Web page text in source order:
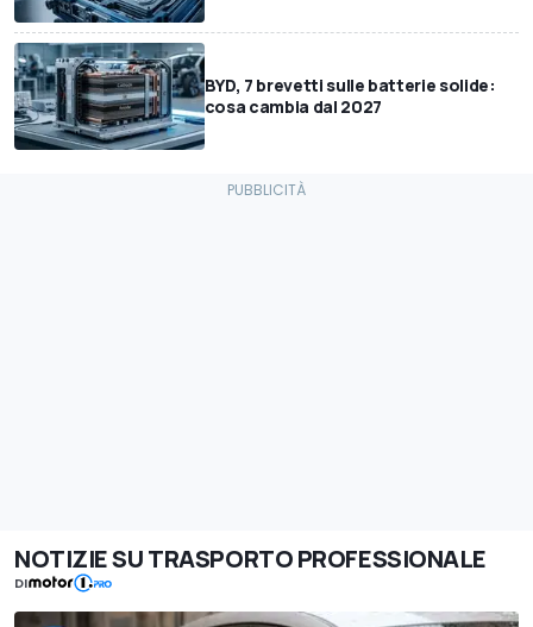
BYD, 7 brevetti sulle batterie solide:
cosa cambia dal 2027
NOTIZIE SU TRASPORTO PROFESSIONALE
DI